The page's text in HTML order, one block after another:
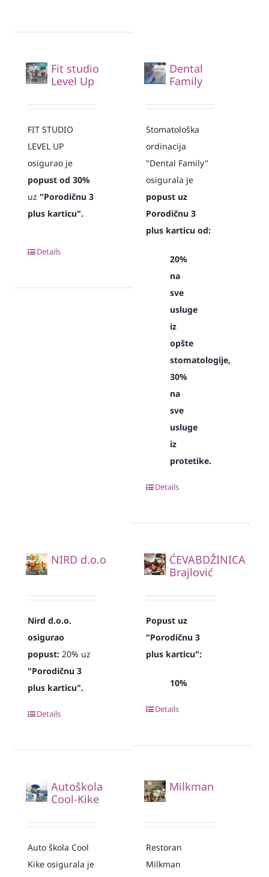
Fit studio
Level Up
FIT STUDIO
LEVEL UP
osigurao je
popust od 30%
uz "Porodičnu 3
plus karticu".
Details
Dental
Family
Stomatološka
ordinacija
"Dental Family"
osigurala je
popust uz
Porodičnu 3
plus karticu od:
20%
na
sve
usluge
iz
opšte
stomatologije,
30%
na
sve
usluge
iz
protetike.
Details
NIRD d.o.o
Nird d.o.o.
osigurao
popust:20% uz
"Porodičnu 3
plus karticu".
Details
ĆEVABDŽINICA
Brajlović
Popust uz
"Porodičnu 3
plus karticu":
10%
Details
Autoškola
Cool-Kike
Auto škola Cool
Kike osigurala je
Milkman
Restoran
Milkman